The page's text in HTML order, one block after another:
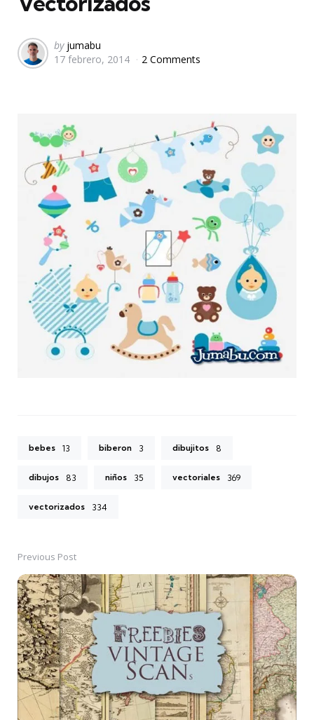
Posted
by
by jumabu
17 febrero, 2014
2 Comments
bebes 13 biberon 3 dibujitos 8
dibujos 83 niños 35 vectoriales 369
vectorizados 334
Post
navigation
Previous Post